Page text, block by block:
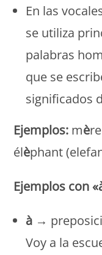
En las
se utiliza
palabras
que se
significados
Ejemplos: mè
élèphant
Ejemplos con
à →
Voy a la